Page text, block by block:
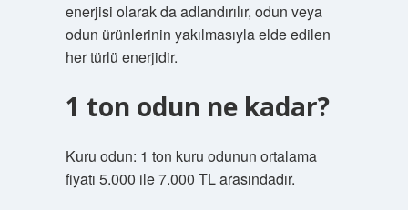
enerjisi olarak da adlandırılır, odun veya
odun ürünlerinin yakılmasıyla elde edilen
her türlü enerjidir.
1 ton odun ne kadar?
Kuru odun: 1 ton kuru odunun ortalama
fiyatı 5.000 ile 7.000 TL arasındadır.